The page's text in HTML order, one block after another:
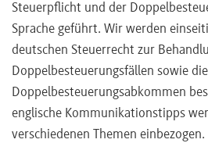
Steuerpflicht und der
Sprache geführt. Wir werden
deutschen Steuerrecht zur
Doppelbesteuerungsfällen sowie
Doppelbesteuerungsabkommen
englische Kommunikationstipps
verschiedenen Themen einbezogen.